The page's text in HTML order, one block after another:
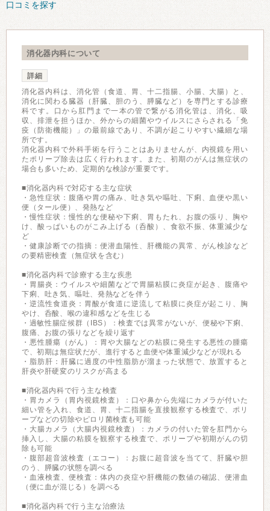
口コミを探す
消化器内科について
詳細
消化器内科は、消化管（食道、胃、十二指腸、小腸、大腸）と、
消化に関わる臓器（肝臓、胆のう、膵臓など）を専門とする診療
科です。口から肛門まで一本の管で繋がる消化管は、消化、吸
収、排泄を担うほか、外からの細菌やウイルスにさらされる「免
疫（防衛機能）」の最前線であり、不調が起こりやすい繊細な場
所です。
消化器内科で外科手術を行うことはありませんが、内視鏡を用い
たポリープ除去は広く行われます。また、初期のがんは無症状の
場合も多いため、定期的な検診が重要です。
■消化器内科で対応する主な症状
・急性症状：腹痛や胃の痛み、吐き気や嘔吐、下痢、血便や黒い
便（タール便）、発熱など
・慢性症状：慢性的な便秘や下痢、胃もたれ、お腹の張り、胸や
け、酸っぱいものがこみ上げる（呑酸）、食欲不振、体重減少な
ど
・健康診断での指摘：便潜血陽性、肝機能の異常、がん検診など
の要精密検査（無症状を含む）
■消化器内科で診療する主な疾患
・胃腸炎：ウイルスや細菌などで胃腸粘膜に炎症が起き、腹痛や
下痢、吐き気、嘔吐、発熱などを伴う
・逆流性食道炎：胃酸が食道に逆流して粘膜に炎症が起こり、胸
やけ、呑酸、喉の違和感などを生じる
・過敏性腸症候群（IBS）：検査では異常がないが、便秘や下痢、
腹痛、お腹の張りなどを繰り返す
・悪性腫瘍（がん）：胃や大腸などの粘膜に発生する悪性の腫瘍
で、初期は無症状だが、進行すると血便や体重減少などが現れる
・脂肪肝：肝臓に過度の中性脂肪が溜まった状態で、放置すると
肝炎や肝硬変のリスクが高まる
■消化器内科で行う主な検査
・胃カメラ（胃内視鏡検査）：口や鼻から先端にカメラが付いた
細い管を入れ、食道、胃、十二指腸を直接観察する検査で、ポリ
ープなどの切除やピロリ菌検査も可能
・大腸カメラ（大腸内視鏡検査）：カメラの付いた管を肛門から
挿入し、大腸の粘膜を観察する検査で、ポリープや初期がんの切
除も可能
・腹部超音波検査（エコー）：お腹に超音波を当てて、肝臓や胆
のう、膵臓の状態を調べる
・血液検査、便検査：体内の炎症や肝機能の数値の確認、便潜血
（便に血が混じる）を調べる
■消化器内科で行う主な治療法